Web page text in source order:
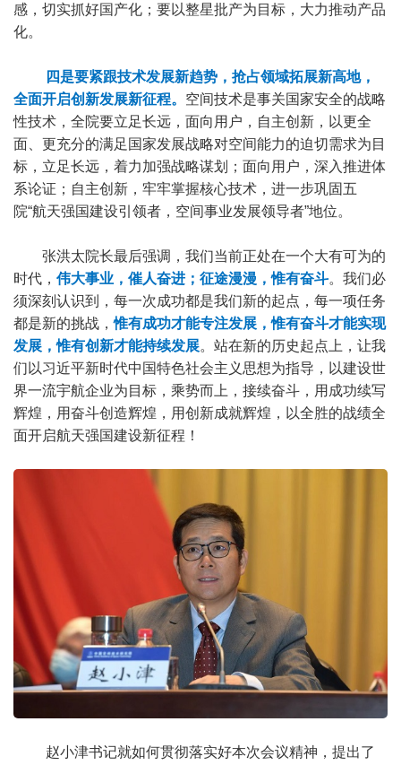
感，切实抓好国产化；要以整星批产为目标，大力推动产品
化。
四是要紧跟技术发展新趋势，抢占领域拓展新高地，
全面开启创新发展新征程。 空间技术是事关国家安全的战略
性技术，全院要立足长远，面向用户，自主创新，以更全
面、更充分的满足国家发展战略对空间能力的迫切需求为目
标，立足长远，着力加强战略谋划；面向用户，深入推进体
系论证；自主创新，牢牢掌握核心技术，进一步巩固五
院“航天强国建设引领者，空间事业发展领导者”地位。
张洪太院长最后强调，我们当前正处在一个大有可为的
时代， 伟大事业，催人奋进；征途漫漫，惟有奋斗。我们必
须深刻认识到，每一次成功都是我们新的起点，每一项任务
都是新的挑战，惟有成功才能专注发展，惟有奋斗才能实现
发展，惟有创新才能持续发展。站在新的历史起点上，让我
们以习近平新时代中国特色社会主义思想为指导，以建设世
界一流宇航企业为目标，乘势而上，接续奋斗，用成功续写
辉煌，用奋斗创造辉煌，用创新成就辉煌，以全胜的战绩全
面开启航天强国建设新征程！
赵小津书记就如何贯彻落实好本次会议精神，提出了